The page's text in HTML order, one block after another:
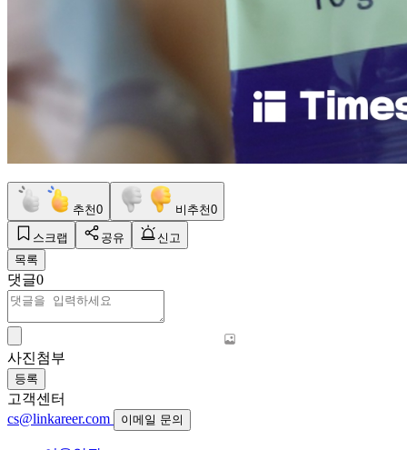
추천0 비추천0
스크랩 공유
신고
목록
댓글0
사진첨부
등록
고객센터
cs@linkareer.com
이메일 문의